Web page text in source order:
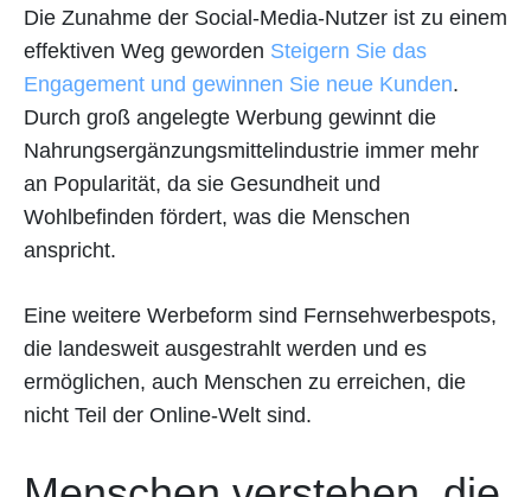
Die Zunahme der Social-Media-Nutzer ist zu einem
effektiven Weg geworden Steigern Sie das
Engagement und gewinnen Sie neue Kunden.
Durch groß angelegte Werbung gewinnt die
Nahrungsergänzungsmittelindustrie immer mehr
an Popularität, da sie Gesundheit und
Wohlbefinden fördert, was die Menschen
anspricht.
Eine weitere Werbeform sind Fernsehwerbespots,
die landesweit ausgestrahlt werden und es
ermöglichen, auch Menschen zu erreichen, die
nicht Teil der Online-Welt sind.